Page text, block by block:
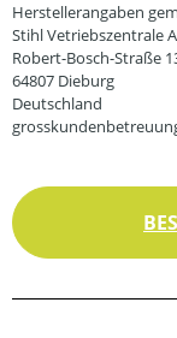
Herstellerangaben
Stihl Vetriebszentrale
Robert-Bosch-Straße
64807 Dieburg
Deutschland